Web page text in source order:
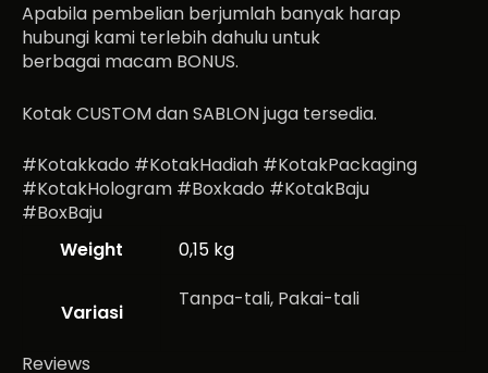
Apabila pembelian berjumlah banyak harap
hubungi kami terlebih dahulu untuk
berbagai macam BONUS.
Kotak CUSTOM dan SABLON juga tersedia.
#Kotakkado #KotakHadiah #KotakPackaging
#KotakHologram #Boxkado #KotakBaju
#BoxBaju
Weight
0,15 kg
Variasi
Tanpa-tali, Pakai-tali
Reviews